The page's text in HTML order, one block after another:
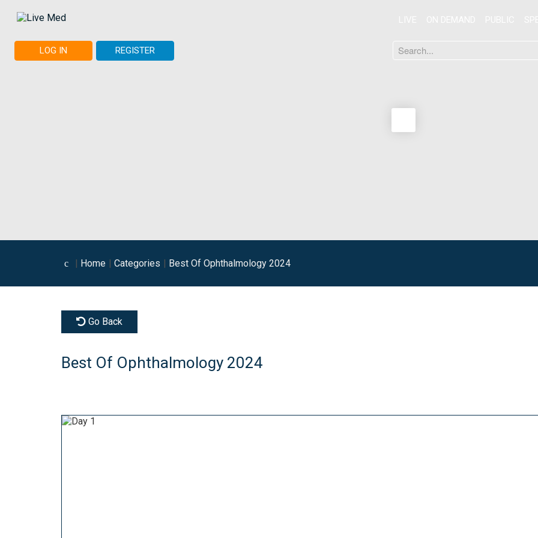
LOG IN REGISTER
Search
Home Categories Best Of Ophthalmology 2024
Go Back
Best Of Ophthalmology 2024